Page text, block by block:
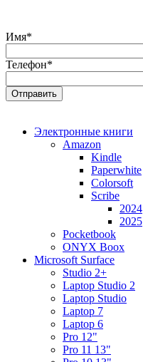
Имя*
Телефон*
Электронные книги
Amazon
Kindle
Paperwhite
Colorsoft
Scribe
2024
2025
Pocketbook
ONYX Boox
Microsoft Surface
Studio 2+
Laptop Studio 2
Laptop Studio
Laptop 7
Laptop 6
Pro 12"
Pro 11 13"